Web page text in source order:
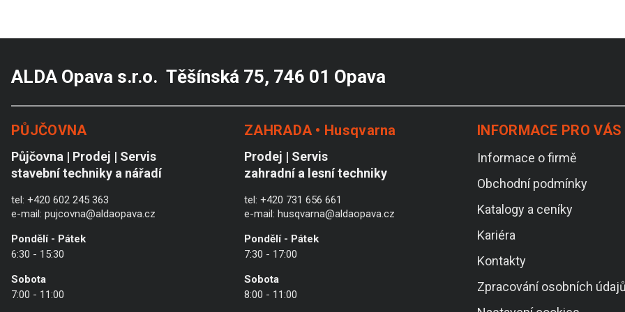
ALDA Opava s.r.o. Těšínská 75, 746 01 Opava
PŮJČOVNA
Půjčovna | Prodej | Servis
stavební techniky a nářadí
tel: +420 602 245 363
e-mail: pujcovna@aldaopava.cz
Pondělí - Pátek
6:30 - 15:30
Sobota
7:00 - 11:00
ZAHRADA • Husqvarna
Prodej | Servis
zahradní a lesní techniky
tel: +420 731 656 661
e-mail: husqvarna@aldaopava.cz
Pondělí - Pátek
7:30 - 17:00
Sobota
8:00 - 11:00
INFORMACE PRO VÁS
Informace o firmě
Obchodní podmínky
Katalogy a ceníky
Kariéra
Kontakty
Zpracování osobních